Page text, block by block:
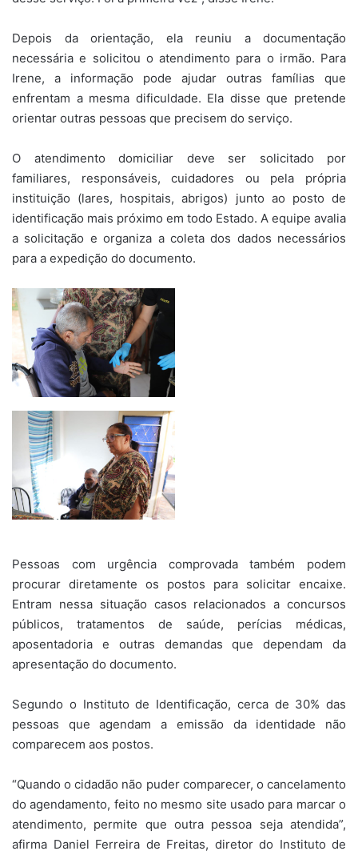
Depois da orientação, ela reuniu a documentação
necessária e solicitou o atendimento para o irmão. Para
Irene, a informação pode ajudar outras famílias que
enfrentam a mesma dificuldade. Ela disse que pretende
orientar outras pessoas que precisem do serviço.
O atendimento domiciliar deve ser solicitado por
familiares, responsáveis, cuidadores ou pela própria
instituição (lares, hospitais, abrigos) junto ao posto de
identificação mais próximo em todo Estado. A equipe avalia
a solicitação e organiza a coleta dos dados necessários
para a expedição do documento.
Pessoas com urgência comprovada também podem
procurar diretamente os postos para solicitar encaixe.
Entram nessa situação casos relacionados a concursos
públicos, tratamentos de saúde, perícias médicas,
aposentadoria e outras demandas que dependam da
apresentação do documento.
Segundo o Instituto de Identificação, cerca de 30% das
pessoas que agendam a emissão da identidade não
comparecem aos postos.
“Quando o cidadão não puder comparecer, o cancelamento
do agendamento, feito no mesmo site usado para marcar o
atendimento, permite que outra pessoa seja atendida”,
afirma Daniel Ferreira de Freitas, diretor do Instituto de